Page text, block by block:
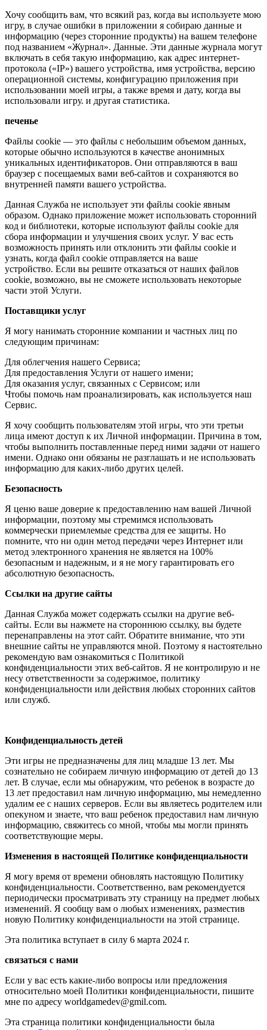
Хочу сообщить вам, что всякий раз, когда вы используете мою
игру, в случае ошибки в приложении я собираю данные и
информацию (через сторонние продукты) на вашем телефоне
под названием «Журнал». Данные. Эти данные журнала могут
включать в себя такую ​​информацию, как адрес интернет-
протокола («IP») вашего устройства, имя устройства, версию
операционной системы, конфигурацию приложения при
использовании моей игры, а также время и дату, когда вы
использовали игру. и другая статистика.
печенье
Файлы cookie — это файлы с небольшим объемом данных,
которые обычно используются в качестве анонимных
уникальных идентификаторов. Они отправляются в ваш
браузер с посещаемых вами веб-сайтов и сохраняются во
внутренней памяти вашего устройства.
Данная Служба не использует эти файлы cookie явным
образом. Однако приложение может использовать сторонний
код и библиотеки, которые используют файлы cookie для
сбора информации и улучшения своих услуг. У вас есть
возможность принять или отклонить эти файлы cookie и
узнать, когда файл cookie отправляется на ваше
устройство. Если вы решите отказаться от наших файлов
cookie, возможно, вы не сможете использовать некоторые
части этой Услуги.
Поставщики услуг
Я могу нанимать сторонние компании и частных лиц по
следующим причинам:
Для облегчения нашего Сервиса;
Для предоставления Услуги от нашего имени;
Для оказания услуг, связанных с Сервисом; или
Чтобы помочь нам проанализировать, как используется наш
Сервис.
Я хочу сообщить пользователям этой игры, что эти третьи
лица имеют доступ к их Личной информации. Причина в том,
чтобы выполнить поставленные перед ними задачи от нашего
имени. Однако они обязаны не разглашать и не использовать
информацию для каких-либо других целей.
Безопасность
Я ценю ваше доверие к предоставлению нам вашей Личной
информации, поэтому мы стремимся использовать
коммерчески приемлемые средства для ее защиты. Но
помните, что ни один метод передачи через Интернет или
метод электронного хранения не является на 100%
безопасным и надежным, и я не могу гарантировать его
абсолютную безопасность.
Ссылки на другие сайты
Данная Служба может содержать ссылки на другие веб-
сайты. Если вы нажмете на стороннюю ссылку, вы будете
перенаправлены на этот сайт. Обратите внимание, что эти
внешние сайты не управляются мной. Поэтому я настоятельно
рекомендую вам ознакомиться с Политикой
конфиденциальности этих веб-сайтов. Я не контролирую и не
несу ответственности за содержимое, политику
конфиденциальности или действия любых сторонних сайтов
или служб.
Конфиденциальность детей
Эти игры не предназначены для лиц младше 13 лет. Мы
сознательно не собираем личную информацию от детей до 13
лет. В случае, если мы обнаружим, что ребенок в возрасте до
13 лет предоставил нам личную информацию, мы немедленно
удалим ее с наших серверов. Если вы являетесь родителем или
опекуном и знаете, что ваш ребенок предоставил нам личную
информацию, свяжитесь со мной, чтобы мы могли принять
соответствующие меры.
Изменения в настоящей Политике конфиденциальности
Я могу время от времени обновлять настоящую Политику
конфиденциальности. Соответственно, вам рекомендуется
периодически просматривать эту страницу на предмет любых
изменений. Я сообщу вам о любых изменениях, разместив
новую Политику конфиденциальности на этой странице.
Эта политика вступает в силу 6 марта 2024 г.
связаться с нами
Если у вас есть какие-либо вопросы или предложения
относительно моей Политики конфиденциальности, пишите
мне по адресу worldgamedev@gmil.com.
Эта страница политики конфиденциальности была